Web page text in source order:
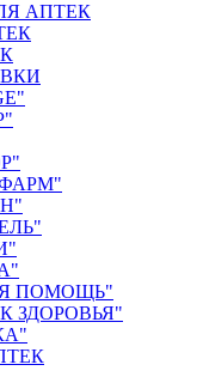
АПТЕК
ПОМОЩЬ"
ЗДОРОВЬЯ"